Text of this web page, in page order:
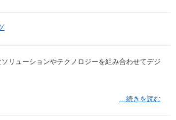
リューションやテクノロジーを組み合わせてデジ
…続きを読む